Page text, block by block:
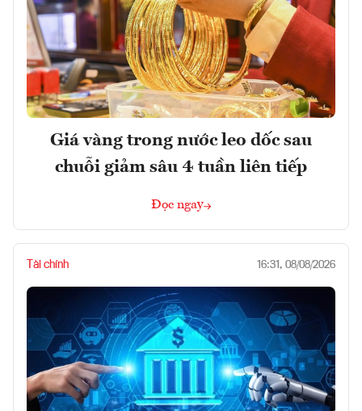
Giá vàng trong nước leo dốc sau
chuỗi giảm sâu 4 tuần liên tiếp
Đọc ngay
Tài chính 16:31, 08/08/2026